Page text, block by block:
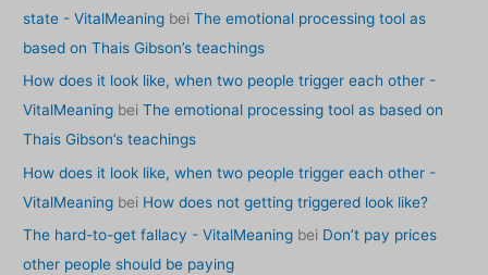
state - VitalMeaning beiThe emotional processing tool as
based on Thais Gibson’s teachings
How does it look like, when two people trigger each other -
VitalMeaning beiThe emotional processing tool as based on
Thais Gibson’s teachings
How does it look like, when two people trigger each other -
VitalMeaning bei How does not getting triggered look like?
The hard-to-get fallacy - VitalMeaning bei Don’t pay prices
other people should be paying